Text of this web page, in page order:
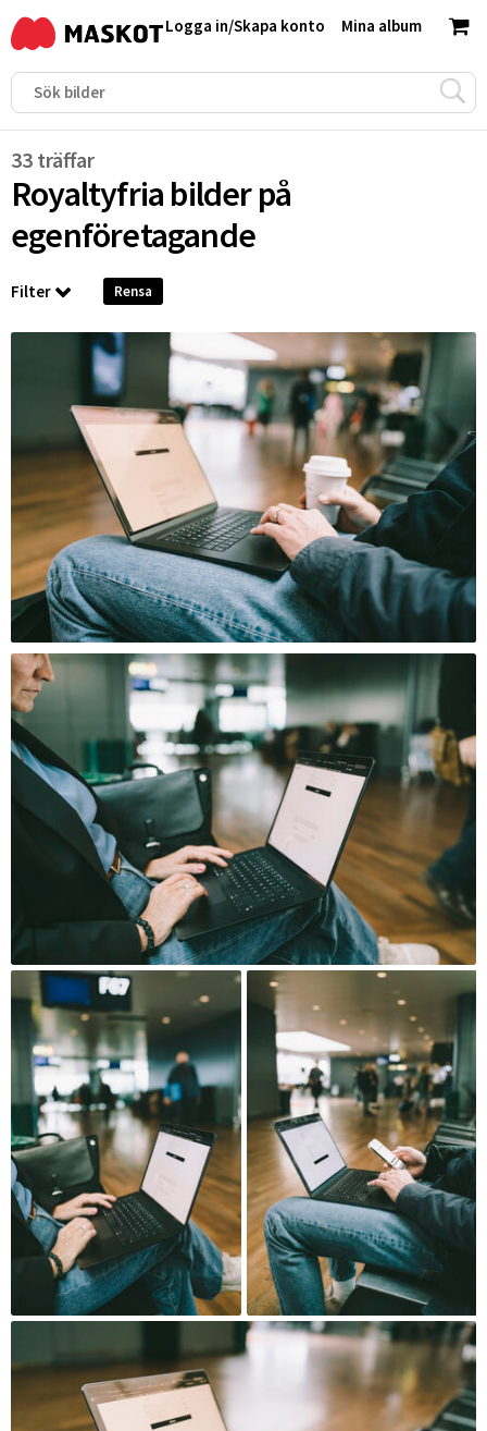
Mina album
Logga in/Skapa konto
33 träffar
Royaltyfria bilder på
egenföretagande
Filter Rensa